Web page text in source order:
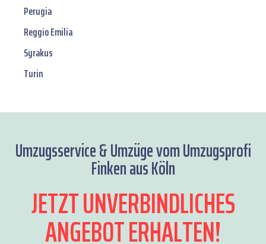
Perugia
Reggio Emilia
Syrakus
Turin
Umzugsservice & Umzüge vom Umzugsprofi
Finken aus Köln
JETZT UNVERBINDLICHES
ANGEBOT ERHALTEN!